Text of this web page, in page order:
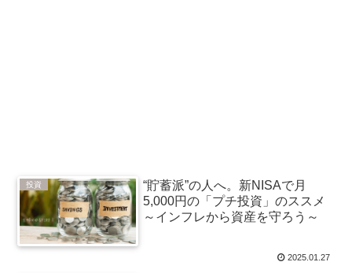
投資
“貯蓄派”の人へ。新NISAで月
5,000円の「プチ投資」のススメ
～インフレから資産を守ろう～
2025.01.27